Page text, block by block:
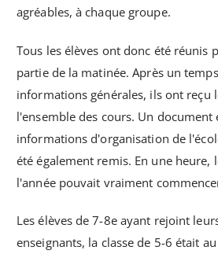
agréables, à chaque groupe.
Tous les élèves ont donc été réunis
partie de la matinée. Après un
informations générales, ils ont reçu
l'ensemble des cours. Un
informations d'organisation de
été également remis. En une heure,
l'année pouvait vraiment
Les élèves de 7-8e ayant rejoint
enseignants, la classe de 5-6 était